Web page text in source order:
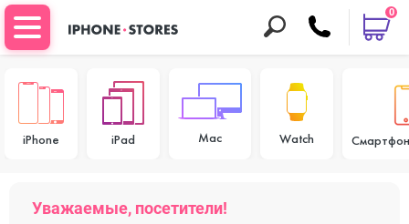
0
iPhone iPad Mac Watch
Уважаемые, посетители!